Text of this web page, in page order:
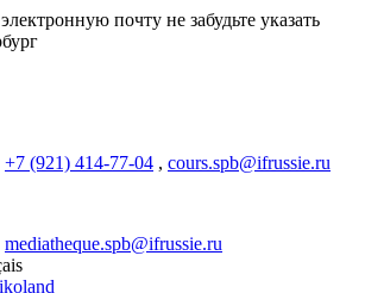
почту не забудьте указать
+7 (921) 414-77-04 , cours.spb@ifrussie.ru
mediatheque.spb@ifrussie.ru